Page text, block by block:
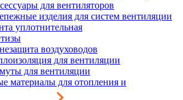
для вентиляторов
изделия для систем вентиляции
уплотнительная
воздуховодов
для вентиляции
для вентиляции
материалы для отопления и